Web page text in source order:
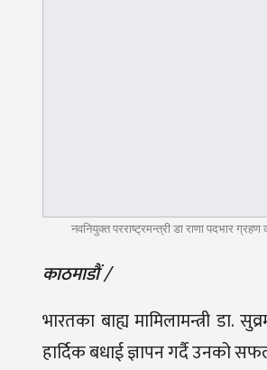
नवनियुक्त परराष्ट्रमन्त्री डा राणा पदभार
काठमाडौं /
भारतका बाह्य मामिलामन्त्री डा.
हार्दिक बधाई ज्ञापन गर्दै उनको